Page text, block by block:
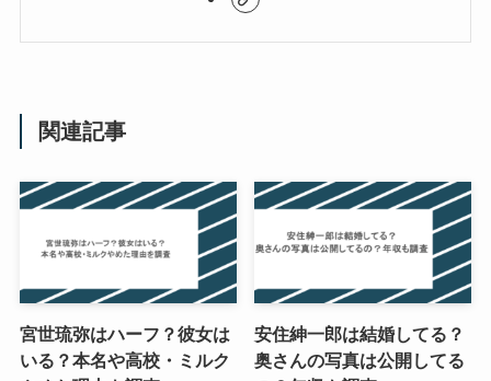
関連記事
宮世琉弥はハーフ？彼女は
いる？本名や高校・ミルク
安住紳一郎は結婚してる？
奥さんの写真は公開してる